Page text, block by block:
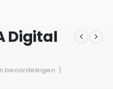
Digital
beoordelingen. )